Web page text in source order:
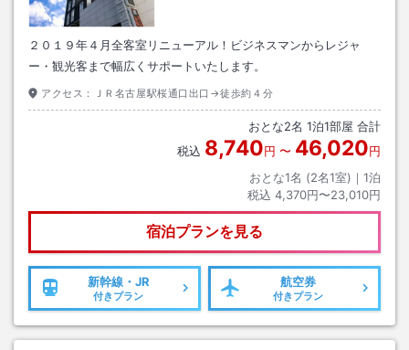
２０１９年４月全客室リニューアル！ビジネスマンからレジャ
ー・観光客まで幅広くサポートいたします。
アクセス： ＪＲ名古屋駅桜通口出口→徒歩約４分
おとな2名 1泊1部屋 合計
税込 8,740円 〜 46,020円
おとな1名 (2名1室)｜ 1泊
税込 4,370円〜23,010円
宿泊プランを見る
新幹線・JR
付きプラン
航空券
付きプラン